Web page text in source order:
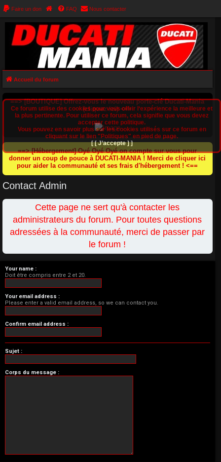
Faire un don FAQ Nous contacter
Accueil du forum
==> [BOUTIQUE] Offrez-vous le nouveau porte-clé Ducati-Mania
(cliquez ici) <==
==> [Hébergement] Oyé Oyé Oyé on compte sur vous pour
donner un coup de pouce à DUCATI-MANIA ! Merci de cliquer ici
pour aider la communauté et ses frais d'hébergement ! <==
Contact Admin
Cette page ne sert qu'à contacter les
administrateurs du forum. Pour toutes questions
adressées à la communauté, merci de passer par
le forum !
Your name :
Doit être compris entre 2 et 20.
Your email address :
Please enter a valid email address, so we can contact you.
Confirm email address :
Sujet :
Corps du message :
Ce forum utilise des cookies pour vous offrir l‘expérience la meilleure et
la plus pertinente. Pour utiliser ce forum, cela signifie que vous devez
accepter cette politique.
Vous pouvez en savoir plus sur les cookies utilisés sur ce forum en
cliquant sur le lien "Politiques" en pied de page.
[ [ J’accepte ] ]